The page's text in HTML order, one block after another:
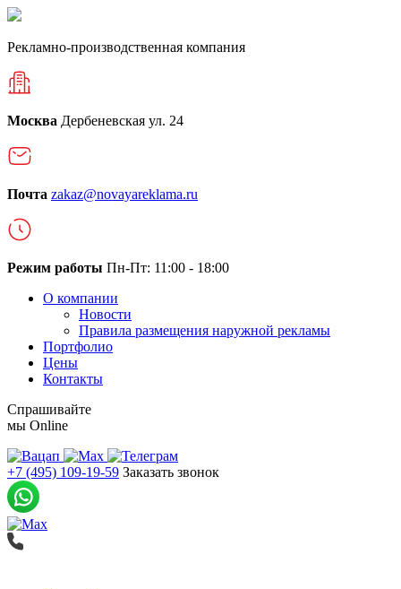
Рекламно-производственная компания
Москва Дербеневская ул. 24
Почта zakaz@novayareklama.ru
Режим работы Пн-Пт: 11:00 - 18:00
О компании
Новости
Правила размещения наружной рекламы
Портфолио
Цены
Контакты
Спрашивайте
мы Online
+7 (495) 109-19-59 Заказать звонок